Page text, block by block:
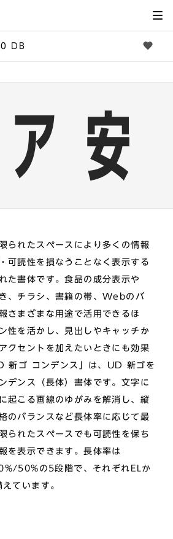
DB
られたスペースにより多くの情報
可読性を損なうことなく表示する
た書体です。食品の成分表示や
、チラシ、書籍の帯、Webのバ
さまざまな用途で活用できるほ
性を活かし、見出しやキャッチか
クセントを加えたいときにも効果
新ゴ コンデンス」は、UD 新ゴを
デンス（長体）書体です。文字に
起こる画線のゆがみを解消し、縦
のバランスなど長体率に応じて最
られたスペースでも可読性を保ち
を表示できます。長体率は
50%の5段階で、それぞれELか
ています。